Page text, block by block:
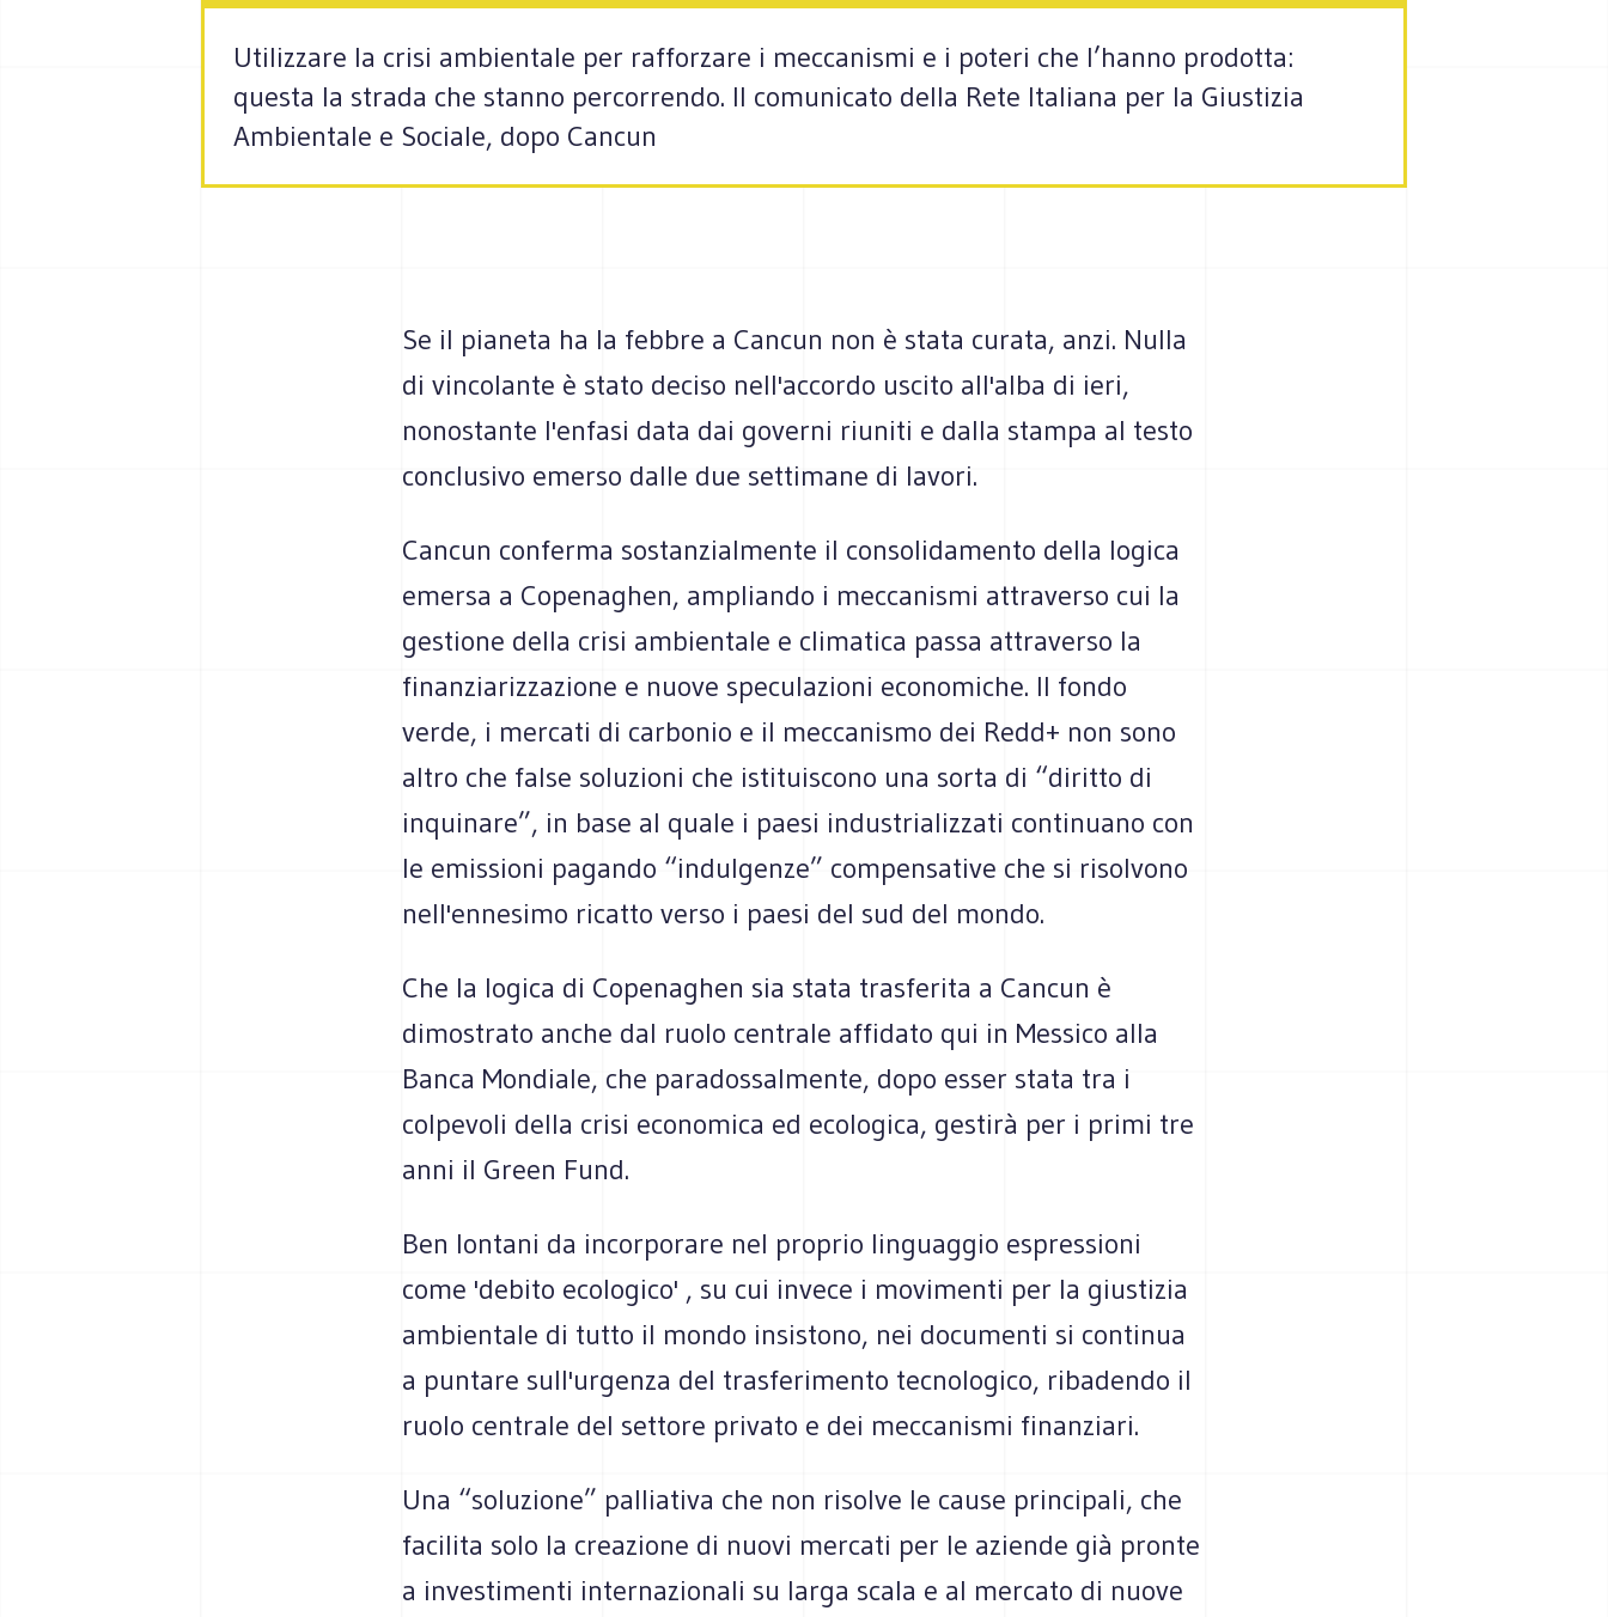
Utilizzare la crisi ambientale per rafforzare i meccanismi e i poteri che l’hanno prodotta:
questa la strada che stanno percorrendo. Il comunicato della Rete Italiana per la Giustizia
Ambientale e Sociale, dopo Cancun
Se il pianeta ha la febbre a Cancun non è stata curata, anzi. Nulla
di vincolante è stato deciso nell'accordo uscito all'alba di ieri,
nonostante l'enfasi data dai governi riuniti e dalla stampa al testo
conclusivo emerso dalle due settimane di lavori.
Cancun conferma sostanzialmente il consolidamento della logica
emersa a Copenaghen, ampliando i meccanismi attraverso cui la
gestione della crisi ambientale e climatica passa attraverso la
finanziarizzazione e nuove speculazioni economiche. Il fondo
verde, i mercati di carbonio e il meccanismo dei Redd+ non sono
altro che false soluzioni che istituiscono una sorta di “diritto di
inquinare”, in base al quale i paesi industrializzati continuano con
le emissioni pagando “indulgenze” compensative che si risolvono
nell'ennesimo ricatto verso i paesi del sud del mondo.
Che la logica di Copenaghen sia stata trasferita a Cancun è
dimostrato anche dal ruolo centrale affidato qui in Messico alla
Banca Mondiale, che paradossalmente, dopo esser stata tra i
colpevoli della crisi economica ed ecologica, gestirà per i primi tre
anni il Green Fund.
Ben lontani da incorporare nel proprio linguaggio espressioni
come 'debito ecologico' , su cui invece i movimenti per la giustizia
ambientale di tutto il mondo insistono, nei documenti si continua
a puntare sull'urgenza del trasferimento tecnologico, ribadendo il
ruolo centrale del settore privato e dei meccanismi finanziari.
Una “soluzione” palliativa che non risolve le cause principali, che
facilita solo la creazione di nuovi mercati per le aziende già pronte
a investimenti internazionali su larga scala e al mercato di nuove